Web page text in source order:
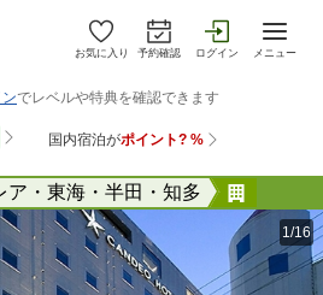
お気に入り 予約確認 ログイン メニュー
ア・東海・半田・知多
1/16